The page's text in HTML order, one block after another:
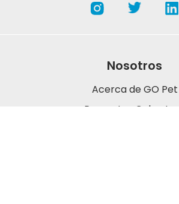
Nosotros
Acerca de GO Pet
Preguntas Cobertura